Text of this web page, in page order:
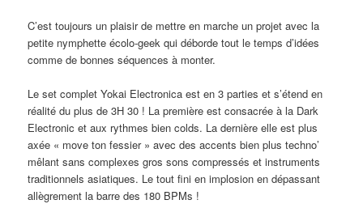
C’est toujours un plaisir de mettre en marche un projet avec la
petite nymphette écolo-geek qui déborde tout le temps d’idées
comme de bonnes séquences à monter.
Le set complet Yokai Electronica est en 3 parties et s’étend en
réalité du plus de 3H 30 ! La première est consacrée à la Dark
Electronic et aux rythmes bien colds. La dernière elle est plus
axée « move ton fessier » avec des accents bien plus techno’
mêlant sans complexes gros sons compressés et instruments
traditionnels asiatiques. Le tout fini en implosion en dépassant
allègrement la barre des 180 BPMs !